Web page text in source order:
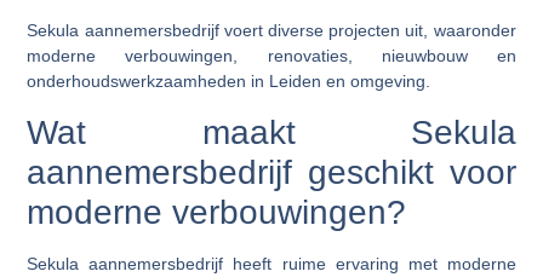
Sekula aannemersbedrijf voert diverse projecten uit, waaronder
moderne verbouwingen, renovaties, nieuwbouw en
onderhoudswerkzaamheden in Leiden en omgeving.
Wat maakt Sekula
aannemersbedrijf geschikt voor
moderne verbouwingen?
Sekula aannemersbedrijf heeft ruime ervaring met moderne